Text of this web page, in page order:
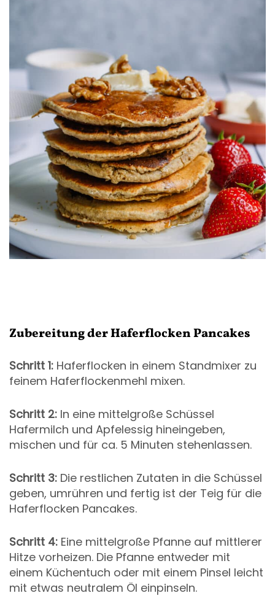
Zubereitung der Haferflocken Pancakes
Schritt 1: Haferflocken in einem Standmixer zu
feinem Haferflockenmehl mixen.
Schritt 2: In eine mittelgroße Schüssel
Hafermilch und Apfelessig hineingeben,
mischen und für ca. 5 Minuten stehenlassen.
Schritt 3: Die restlichen Zutaten in die Schüssel
geben, umrühren und fertig ist der Teig für die
Haferflocken Pancakes.
Schritt 4: Eine mittelgroße Pfanne auf mittlerer
Hitze vorheizen. Die Pfanne entweder mit
einem Küchentuch oder mit einem Pinsel leicht
mit etwas neutralem Öl einpinseln.